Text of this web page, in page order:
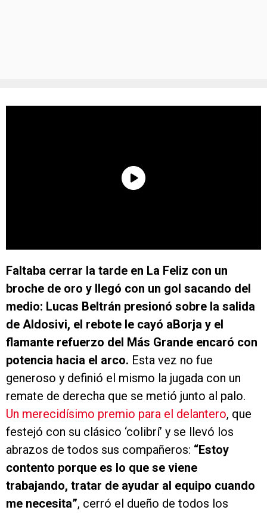
Faltaba cerrar la tarde en La Feliz con un
broche de oro y llegó con un gol sacando del
medio: Lucas Beltrán presionó sobre la salida
de Aldosivi, el rebote le cayó aBorja y el
flamante refuerzo del Más Grande encaró con
potencia hacia el arco. Esta vez no fue
generoso y definió el mismo la jugada con un
remate de derecha que se metió junto al palo.
Un merecidísimo premio para el delantero, que
festejó con su clásico ‘colibrí’ y se llevó los
abrazos de todos sus compañeros: “Estoy
contento porque es lo que se viene
trabajando, tratar de ayudar al equipo cuando
me necesita”, cerró el dueño de todos los